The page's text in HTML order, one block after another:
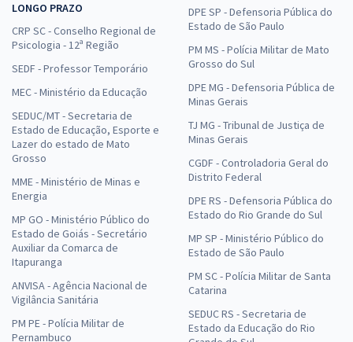
LONGO PRAZO
CRP SC - Conselho Regional de
Psicologia - 12ª Região
SEDF - Professor Temporário
MEC - Ministério da Educação
SEDUC/MT - Secretaria de
Estado de Educação, Esporte e
Lazer do estado de Mato
Grosso
MME - Ministério de Minas e
Energia
MP GO - Ministério Público do
Estado de Goiás - Secretário
Auxiliar da Comarca de
Itapuranga
ANVISA - Agência Nacional de
Vigilância Sanitária
PM PE - Polícia Militar de
Pernambuco
DPE SP - Defensoria Pública do
Estado de São Paulo
PM MS - Polícia Militar de Mato
Grosso do Sul
DPE MG - Defensoria Pública de
Minas Gerais
TJ MG - Tribunal de Justiça de
Minas Gerais
CGDF - Controladoria Geral do
Distrito Federal
DPE RS - Defensoria Pública do
Estado do Rio Grande do Sul
MP SP - Ministério Público do
Estado de São Paulo
PM SC - Polícia Militar de Santa
Catarina
SEDUC RS - Secretaria de
Estado da Educação do Rio